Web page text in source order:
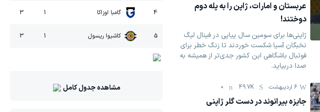
عربستان و امارات، ژاپن را به پله دوم
دوختند!
ژاپنی‌ها برای سومین سال پیاپی در فینال لیگ
نخبگان آسیا شکست خوردند تا زنگ خطر برای
فوتبال باشگاهی این کشور جدی‌تر از همیشه به
صدا دربیاید.
6 اردیبهشت 49.7K
0
جایزه بیرانوند در دست گلر ژاپنی
4 گامبا اوزاکا 1
3
5 کاشیوا ریسول 1
3
مشاهده جدول کامل